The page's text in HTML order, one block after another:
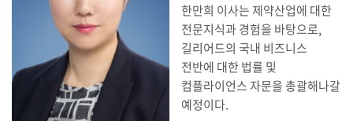
한만희 이사는 제약산업에 대한
전문지식과 경험을 바탕으로,
길리어드의 국내 비즈니스
전반에 대한 법률 및
컴플라이언스 자문을 총괄해나갈
예정이다.